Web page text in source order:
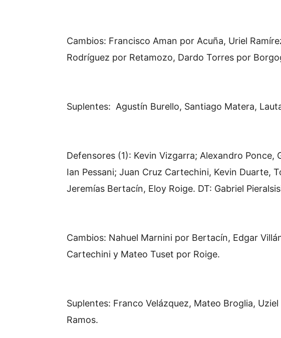
Cambios: Francisco Aman por Acuña, Uriel
Rodríguez por Retamozo, Dardo Torres por
Suplentes: Agustín Burello, Santiago Matera,
Defensores (1): Kevin Vizgarra; Alexandro Ponce,
Ian Pessani; Juan Cruz Cartechini, Kevin Duarte,
Jeremías Bertacín, Eloy Roige. DT: Gabriel
Cambios: Nahuel Marnini por Bertacín, Edgar
Cartechini y Mateo Tuset por Roige.
Suplentes: Franco Velázquez, Mateo Broglia,
Ramos.